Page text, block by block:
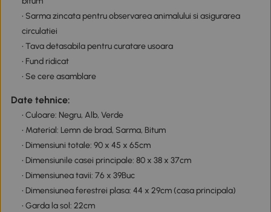
• Sarma zincata pentru observarea animalului si asigurarea
circulatiei
• Tava detasabila pentru curatare usoara
• Fund ridicat
• Se cere asamblare
Date tehnice:
• Culoare: Negru, Alb, Verde
• Material: Lemn de brad, Sarma, Bitum
• Dimensiuni totale: 90 x 45 x 65cm
• Dimensiunile casei principale: 80 x 38 x 37cm
• Dimensiunea tavii: 76 x 39Buc
• Dimensiunea ferestrei plasa: 44 x 29cm (casa principala)
• Garda la sol: 22cm